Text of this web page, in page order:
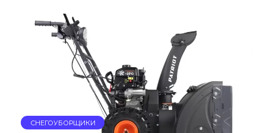
СНЕГОУБОРЩИКИ